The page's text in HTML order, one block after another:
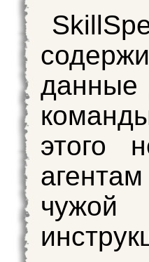
данные
этого